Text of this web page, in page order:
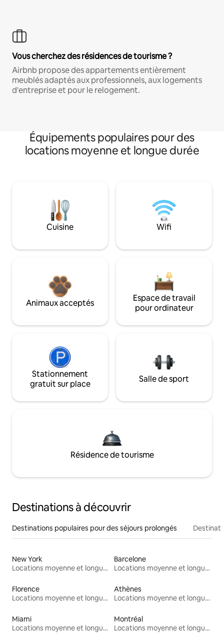
Vous cherchez des résidences de tourisme ?
Airbnb propose des appartements entièrement
meublés adaptés aux professionnels, aux logements
d'entreprise et pour le relogement.
Équipements populaires pour des
locations moyenne et longue durée
Cuisine Wifi
Animaux acceptés
Espace de travail
pour ordinateur
Stationnement
gratuit sur place
Salle de sport
Résidence de tourisme
Destinations à découvrir
Destinations populaires pour des séjours prolongés
New York
Locations moyenne et longue durée
Barcelone
Locations moyenne et longue durée
Florence
Locations moyenne et longue durée
Athènes
Locations moyenne et longue durée
Miami
Locations moyenne et longue durée
Montréal
Locations moyenne et longue durée